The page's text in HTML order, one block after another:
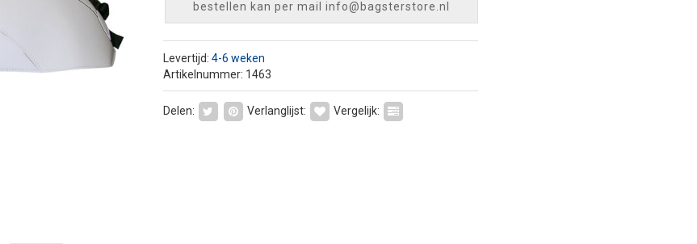
bestellen kan per mail info@bagsterstore.nl
Levertijd: 4-6 weken
Artikelnummer: 1463
Delen: Verlanglijst: Vergelijk: